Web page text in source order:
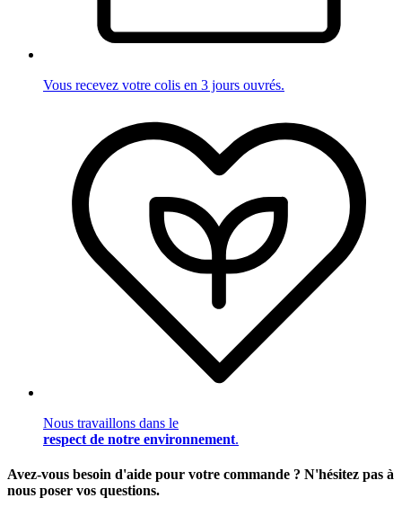
Vous recevez votre colis en 3 jours ouvrés.
Nous travaillons dans le
respect de notre environnement.
Avez-vous besoin d'aide pour votre commande ? N'hésitez pas à
nous poser vos questions.